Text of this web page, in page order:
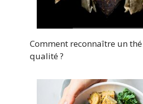
Comment reconnaître un
qualité ?